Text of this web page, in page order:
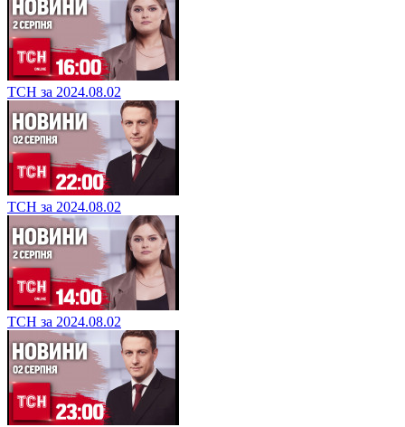
ТСН за 2024.08.02
ТСН за 2024.08.02
ТСН за 2024.08.02